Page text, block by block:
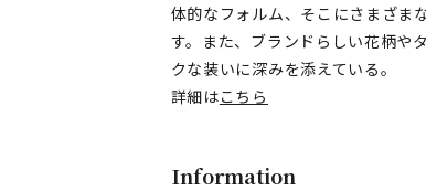
体的なフォルム、そこにさまざま
す。また、ブランドらしい花柄や
クな装いに深みを添えている。
詳細はこちら
Information